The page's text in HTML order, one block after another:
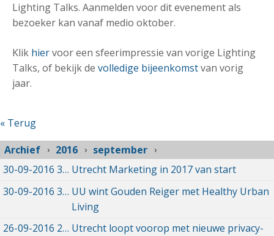
Lighting Talks. Aanmelden voor dit evenement als
bezoeker kan vanaf medio oktober.
Klik hiervoor een sfeerimpressie van vorige Lighting
Talks, of bekijk de volledige bijeenkomstvan vorig
jaar.
« Terug
Archief
2016
september
30-09-2016 30-09-2016 15:52
Utrecht Marketing in 2017 van start
30-09-2016 30-09-2016 15:40
UU wint Gouden Reiger met Healthy Urban
Living
26-09-2016 26-09-2016 22:20
Utrecht loopt voorop met nieuwe privacy-